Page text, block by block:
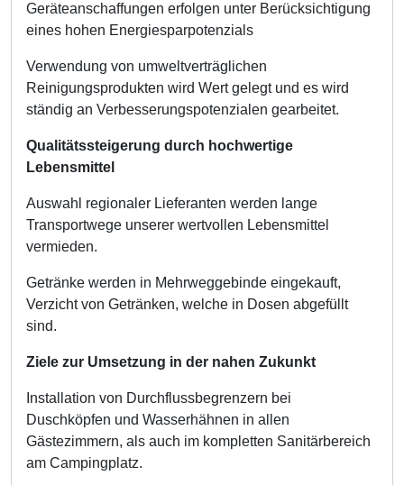
Geräteanschaffungen erfolgen unter Berücksichtigung
eines hohen Energiesparpotenzials
Verwendung von umweltverträglichen
Reinigungsprodukten wird Wert gelegt und es wird
ständig an Verbesserungspotenzialen gearbeitet.
Qualitätssteigerung durch hochwertige
Lebensmittel
Auswahl regionaler Lieferanten werden lange
Transportwege unserer wertvollen Lebensmittel
vermieden.
Getränke werden in Mehrweggebinde eingekauft,
Verzicht von Getränken, welche in Dosen abgefüllt
sind.
Ziele zur Umsetzung in der nahen Zukunkt
Installation von Durchflussbegrenzern bei
Duschköpfen und Wasserhähnen in allen
Gästezimmern, als auch im kompletten Sanitärbereich
am Campingplatz.